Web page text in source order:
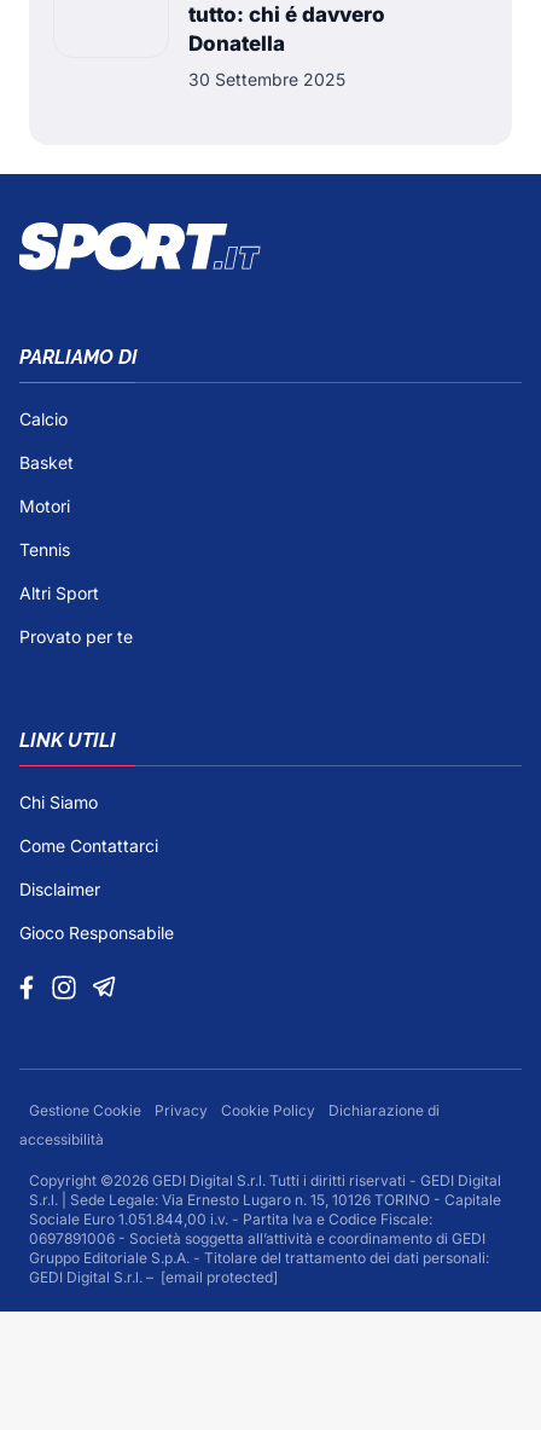
tutto: chi é davvero
Donatella
30 Settembre 2025
PARLIAMO DI
Calcio
Basket
Motori
Tennis
Altri Sport
Provato per te
LINK UTILI
Chi Siamo
Come Contattarci
Disclaimer
Gioco Responsabile
Gestione Cookie Privacy Cookie Policy
Dichiarazione di
accessibilità
Copyright ©2026 GEDI Digital S.r.l. Tutti i diritti riservati - GEDI Digital
S.r.l. | Sede Legale: Via Ernesto Lugaro n. 15, 10126 TORINO - Capitale
Sociale Euro 1.051.844,00 i.v. - Partita Iva e Codice Fiscale:
0697891006 - Società soggetta all’attività e coordinamento di GEDI
Gruppo Editoriale S.p.A. - Titolare del trattamento dei dati personali:
GEDI Digital S.r.l. – [email protected]